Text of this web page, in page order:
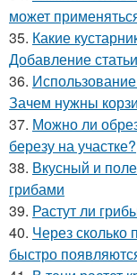
может
35. Какие
Добавление
36.
Зачем нужны
37. Можно ли
березу на участке?
38. Вкусный и
грибами
39. Растут ли
40. Через сколько
быстро